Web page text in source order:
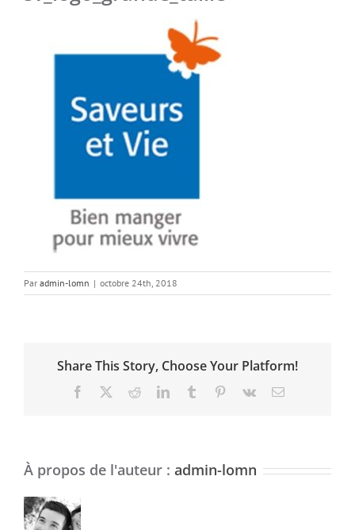
Par admin-lomn | octobre 24th, 2018
Share This Story, Choose Your Platform!
Facebook RedditLinkedInTumblr Pinterest
Vk Email
À propos de l'auteur : admin-lomn